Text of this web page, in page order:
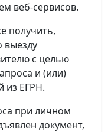
веб-сервисов.
получить,
выезду
с целью
и (или)
из ЕГРН.
при личном
документ,